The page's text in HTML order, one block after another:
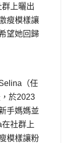
上曬出
瘦模樣讓
望她回歸
（任
於2023
手媽媽並
社群上
模樣讓粉